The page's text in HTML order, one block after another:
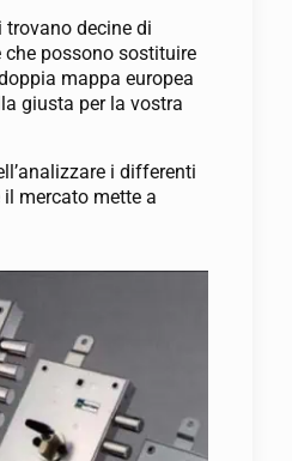
trovano decine di
possono sostituire
mappa europea
giusta per la vostra
i differenti
mercato mette a